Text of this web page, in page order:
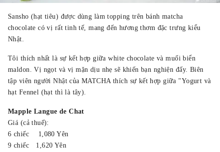
Sansho (hạt tiêu) được dùng làm topping trên bánh matcha
chocolate có vị rất tinh tế, mang đến hương thơm đặc trưng kiểu
Nhật.
Tôi thích nhất là sự kết hợp giữa white chocolate và muối biển
maldon. Vị ngọt và vị mặn dịu nhẹ sẽ khiến bạn nghiện đấy. Biên
tập viên người Nhật của MATCHA thích sự kết hợp giữa "Yogurt và
hạt Fennel (hạt thì là tây).
Mapple Langue de Chat
Giá (cả thuế):
6 chiếc 1,080 Yên
9 chiếc 1,620 Yên